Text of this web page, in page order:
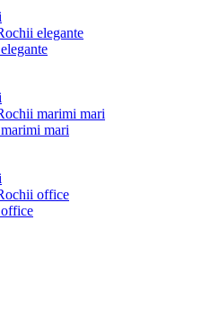
elegante
marimi mari
mari
office